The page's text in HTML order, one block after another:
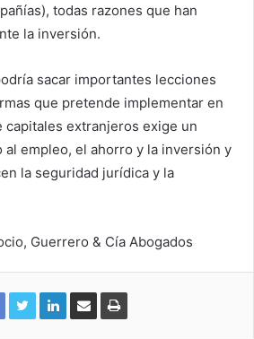
todas razones que han
la inversión.
sacar importantes lecciones
que pretende implementar en
capitales extranjeros exige un
empleo, el ahorro y la inversión y
la seguridad jurídica y la
Guerrero & Cía Abogados